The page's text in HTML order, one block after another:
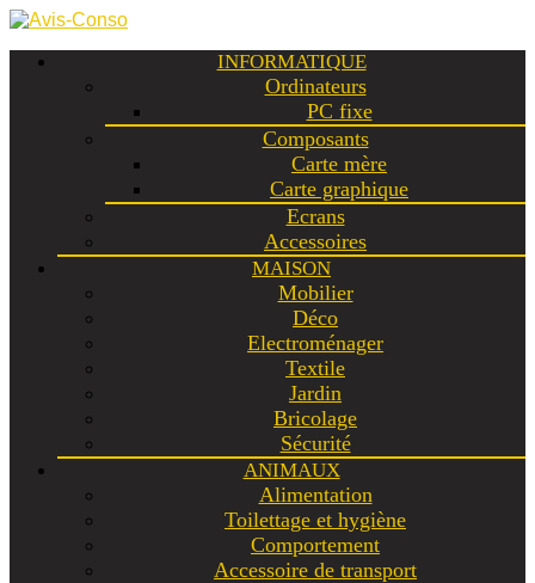
INFORMATIQUE
Ordinateurs
PC fixe
Composants
Carte mère
Carte graphique
Ecrans
Accessoires
MAISON
Mobilier
Déco
Electroménager
Textile
Jardin
Bricolage
Sécurité
ANIMAUX
Alimentation
Toilettage et hygiène
Comportement
Accessoire de transport